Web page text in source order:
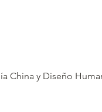
China y Diseño